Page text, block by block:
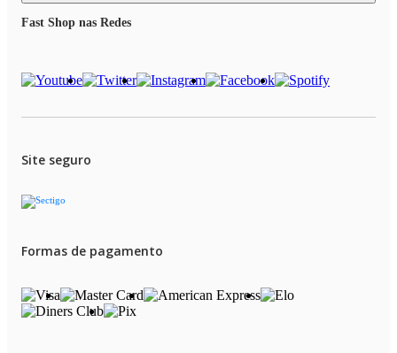
Fast Shop nas Redes
Site seguro
Formas de pagamento